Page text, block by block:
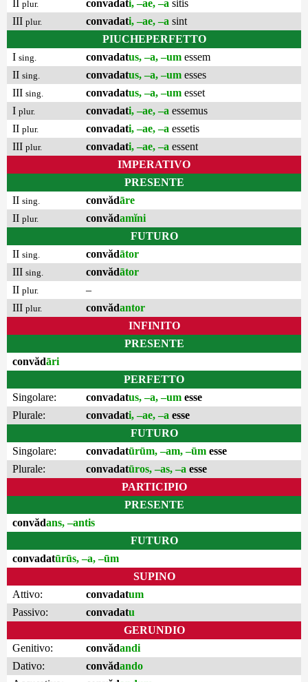
plur. convadati, –ae, –a sitis
III plur. convadati, –ae, –a sint
PIUCHEPERFETTO
I sing. convadatus, –a, –um essem
II sing. convadatus, –a, –um esses
III sing. convadatus, –a, –um esset
I plur. convadati, –ae, –a essemus
II plur. convadati, –ae, –a essetis
III plur. convadati, –ae, –a essent
IMPERATIVO
PRESENTE
II sing. convădāre
II plur. convădamĭni
FUTURO
II sing. convădātor
III sing. convădātor
II plur.
–
III plur. convădantor
INFINITO
PRESENTE
convădāri
PERFETTO
Singolare:
convadatus, –a, –um esse
Plurale:
convadati, –ae, –a esse
FUTURO
Singolare:
convadatūrūm, –am, –ūm esse
Plurale:
convadatūros, –as, –a esse
PARTICIPIO
PRESENTE
convădans, –antis
FUTURO
convadatūrūs, –a, –ūm
SUPINO
Attivo:
convadatum
Passivo:
convadatu
GERUNDIO
Genitivo:
convădandi
Dativo:
convădando